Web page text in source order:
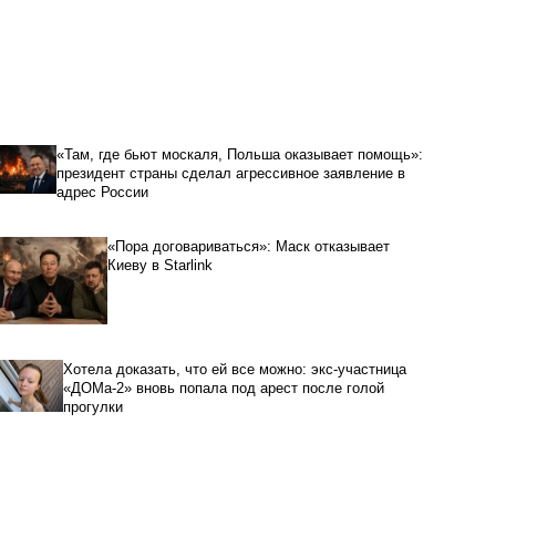
«Там, где бьют москаля, Польша оказывает помощь»:
президент страны сделал агрессивное заявление в
адрес России
«Пора договариваться»: Маск отказывает
Киеву в Starlink
Хотела доказать, что ей все можно: экс-участница
«ДОМа-2» вновь попала под арест после голой
прогулки